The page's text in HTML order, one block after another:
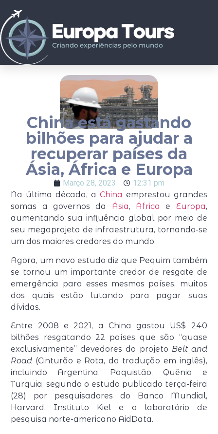
China está gastando
bilhões para ajudar a
recuperar países da
Ásia, África e Europa
Março 28, 2023
12:31 pm
Na última década, a China emprestou grandes
somas a governos da Ásia, África e Europa,
aumentando sua influência global por meio de
seu megaprojeto de infraestrutura, tornando-se
um dos maiores credores do mundo.
Agora, um novo estudo diz que Pequim também
se tornou um importante credor de resgate de
emergência para esses mesmos países, muitos
dos quais estão lutando para pagar suas
dívidas.
Entre 2008 e 2021, a China gastou US$ 240
bilhões resgatando 22 países que são “quase
exclusivamente” devedores do projeto Belt and
Road (Cinturão e Rota, da tradução em inglês),
incluindo Argentina, Paquistão, Quênia e
Turquia, segundo o estudo publicado terça-feira
(28) por pesquisadores do Banco Mundial,
Harvard, Instituto Kiel e o laboratório de
pesquisa norte-americano AidData.